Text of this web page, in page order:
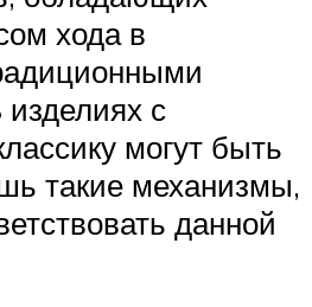
хода в
с
могут быть
такие механизмы,
данной